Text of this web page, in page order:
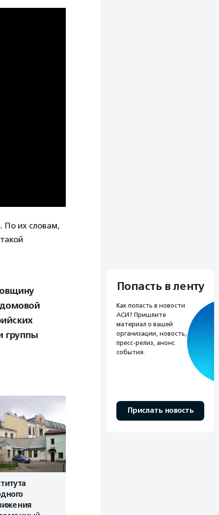
По их словам,
группы
Попасть в ленту
Как попасть в новости
АСИ? Пришлите
материал о вашей
организации, новость,
пресс-релиз, анонс
события.
Прислать новость